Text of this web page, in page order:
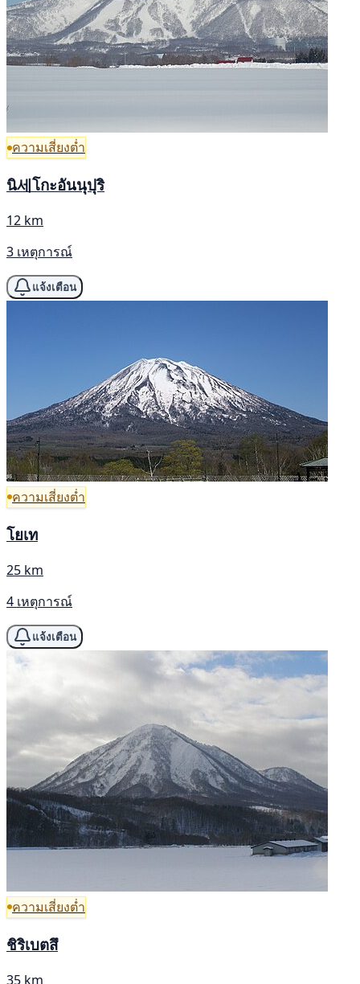
ความเสี่ยงต่ำ
นิ세โกะอันนุปุริ
12 km
3 เหตุการณ์
แจ้งเตือน
ความเสี่ยงต่ำ
โยเท
25 km
4 เหตุการณ์
แจ้งเตือน
ความเสี่ยงต่ำ
ชิริเบตสึ
35 km